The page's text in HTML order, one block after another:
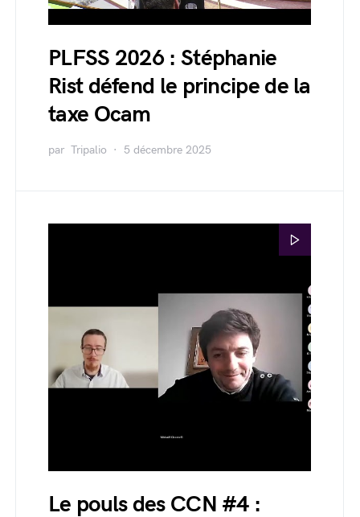
PLFSS 2026 : Stéphanie
Rist défend le principe de la
taxe Ocam
par Tripalio 5 décembre 2025
Le pouls des CCN #4 :